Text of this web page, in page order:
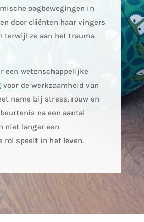
oogbewegingen in
door cliënten haar vingers
terwijl ze aan het trauma
een wetenschappelijke
de werkzaamheid van
name bij stress, rouw en
na een aantal
niet langer een
rol speelt in het leven.